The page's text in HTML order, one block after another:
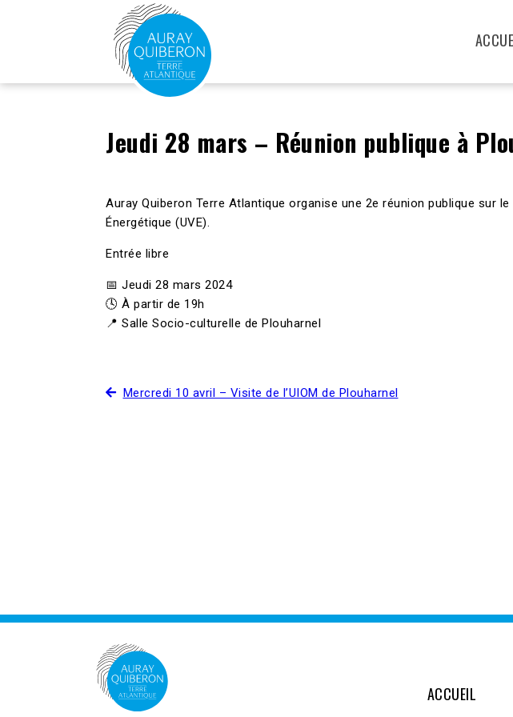
Jeudi 28 mars – Réunion publique à
Auray Quiberon Terre Atlantique organise une 2e réunion publique sur
Énergétique (UVE).
Entrée libre
📅 Jeudi 28 mars 2024
🕓 À partir de 19h
📍 Salle Socio-culturelle de Plouharnel
Mercredi 10 avril – Visite de l’UIOM de Plouharnel
ACCUEIL